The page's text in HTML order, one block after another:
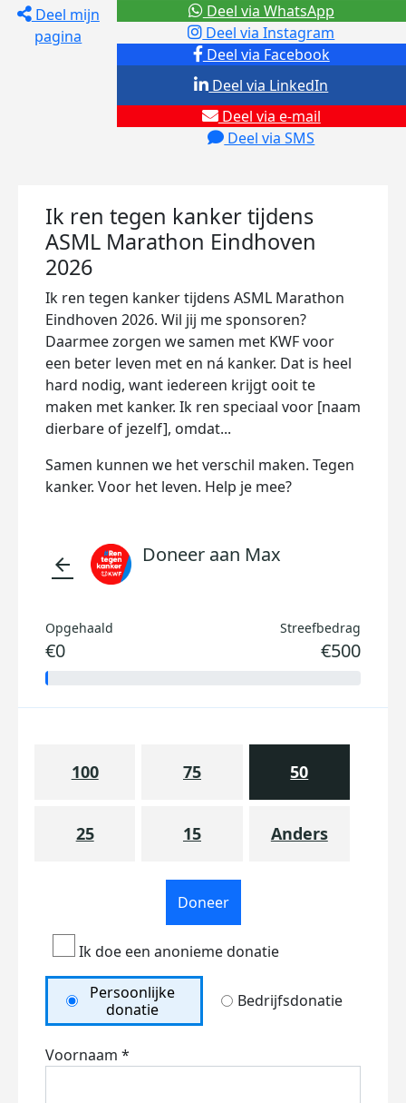
Deel mijn
pagina
Deel via Facebook
Deel via Instagram
Deel via e-mail
Deel via SMS
Deel via LinkedIn
Deel via WhatsApp
Ik ren tegen kanker tijdens
ASML Marathon Eindhoven
2026
Ik ren tegen kanker tijdens ASML Marathon
Eindhoven 2026. Wil jij me sponsoren?
Daarmee zorgen we samen met KWF voor
een beter leven met en ná kanker. Dat is heel
hard nodig, want iedereen krijgt ooit te
maken met kanker. Ik ren speciaal voor [naam
dierbare of jezelf], omdat...
Samen kunnen we het verschil maken. Tegen
kanker. Voor het leven. Help je mee?
arrow_back Doneer aan Max
Opgehaald
€0
Streefbedrag
€500
100 75 50
25 15 Anders
Doneer
Ik doe een anonieme donatie
Persoonlijke
donatie
Bedrijfsdonatie
Voornaam *